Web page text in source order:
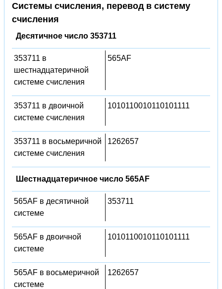
Системы счисления, перевод в систему
счисления
Десятичное число 353711
353711 в
шестнадцатеричной
системе счисления
565AF
353711 в двоичной
системе счисления
1010110010110101111
353711 в восьмеричной
системе счисления
1262657
Шестнадцатеричное число 565AF
565AF в десятичной
системе
353711
565AF в двоичной
системе
1010110010110101111
565AF в восьмеричной
системе
1262657